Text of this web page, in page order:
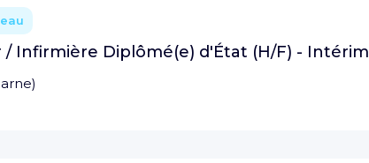
/ Infirmière Diplômé(e) d'État (H/F) - Intérim
)